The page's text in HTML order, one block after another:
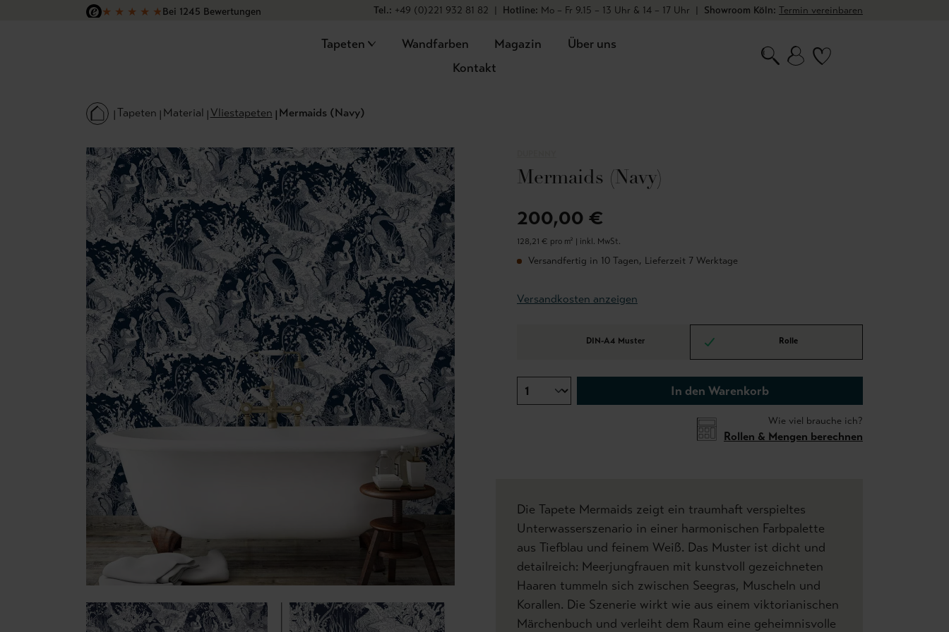
Hauptinhalt springen
Zur Suche springen
Zur Hauptnavigation springen
★ ★ ★ ★ ★Bei 1245 Bewertungen
Tel.: +49 (0)221 932 81 82 | Hotline: Mo – Fr 9.15 – 13 Uhr & 14 – 17 Uhr | Showroom Köln: Termin vereinbaren
Tapeten Wandfarben Magazin
Über uns
Kontakt
Tapeten Material Vliestapeten Mermaids (Navy)
Mermaids (Navy)
200,00 €
128,21 € pro m² | inkl. MwSt.
Versandfertig in 10 Tagen, Lieferzeit 7 Werktage
Versandkosten anzeigen
DIN-A4 Muster Rolle
In den Warenkorb
Wie viel brauche ich?
Rollen & Mengen berechnen
Die Tapete Mermaids zeigt ein traumhaft verspieltes
Unterwasserszenario in einer harmonischen Farbpalette
aus Tiefblau und feinem Weiß. Das Muster ist dicht und
detailreich: Meerjungfrauen mit kunstvoll gezeichneten
Haaren tummeln sich zwischen Seegras, Muscheln und
Korallen. Die Szenerie wirkt wie aus einem viktorianischen
Märchenbuch und verleiht dem Raum eine geheimnisvolle